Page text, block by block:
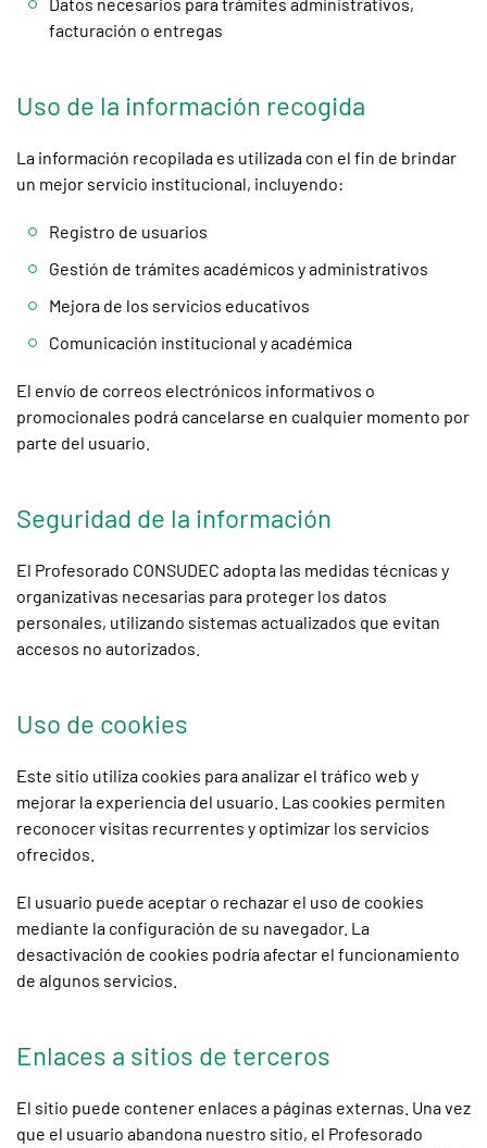
facturación o entregas
Uso de la información recogida
La información recopilada es utilizada con el fin de brindar
un mejor servicio institucional, incluyendo:
Registro de usuarios
Gestión de trámites académicos y administrativos
Mejora de los servicios educativos
Comunicación institucional y académica
El envío de correos electrónicos informativos o
promocionales podrá cancelarse en cualquier momento por
parte del usuario.
Seguridad de la información
El Profesorado CONSUDEC adopta las medidas técnicas y
organizativas necesarias para proteger los datos
personales, utilizando sistemas actualizados que evitan
accesos no autorizados.
Uso de cookies
Este sitio utiliza cookies para analizar el tráfico web y
mejorar la experiencia del usuario. Las cookies permiten
reconocer visitas recurrentes y optimizar los servicios
ofrecidos.
El usuario puede aceptar o rechazar el uso de cookies
mediante la configuración de su navegador. La
desactivación de cookies podría afectar el funcionamiento
de algunos servicios.
Enlaces a sitios de terceros
El sitio puede contener enlaces a páginas externas. Una vez
que el usuario abandona nuestro sitio, el Profesorado